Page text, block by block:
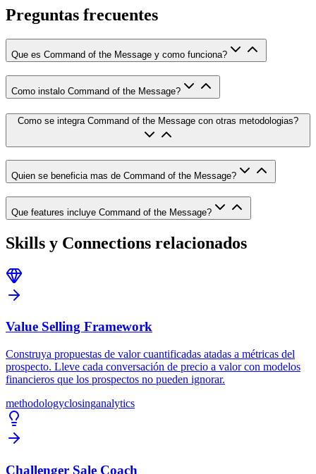
Preguntas frecuentes
Que es Command of the Message y como funciona?
Como instalo Command of the Message?
Como se integra Command of the Message con otras metodologias?
Quien se beneficia mas de Command of the Message?
Que features incluye Command of the Message?
Skills y Connections relacionados
Value Selling Framework
Construya propuestas de valor cuantificadas atadas a métricas del
prospecto. Lleve cada conversación de precio a valor con modelos
financieros que los prospectos no pueden ignorar.
methodologyclosinganalytics
Challenger Sale Coach